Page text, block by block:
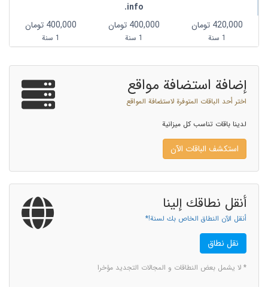
.info
400,000 تومان
1 سنة
400,000 تومان
1 سنة
420,000 تومان
1 سنة
إضافة استضافة مواقع
اختر أحد الباقات المتوفرة لاستضافة المواقع
لدينا باقات تناسب كل ميزانية
استكشف الباقات الآن
أنقل نطاقك إلينا
أنقل الآن النطاق الخاص بك لسنة!*
نقل نطاق
* لا يشمل بعض النطاقات و المجالات التجديد مؤخرا